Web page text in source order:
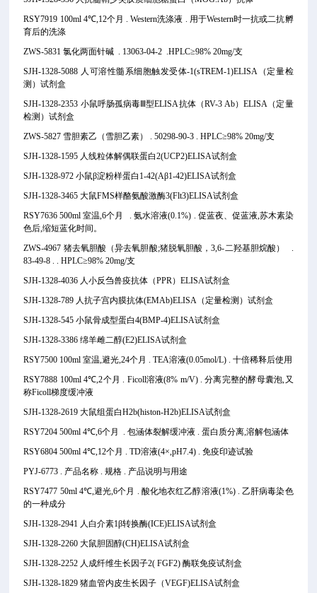
RSY7919 100ml 4℃,12个月 . Western洗涤液 . 用于Western时一抗或二抗孵
育后的洗涤
ZWS-5831 氯化两面针碱 . 13063-04-2 .HPLC≥98% 20mg/支
SJH-1328-5088 人可溶性髓系细胞触发受体-1(sTREM-1)ELISA（定量检
测）试剂盒
SJH-1328-2353 小鼠呼肠孤病毒Ⅲ型ELISA抗体（RV-3 Ab）ELISA（定量
检测）试剂盒
ZWS-5827 雪胆素乙（雪胆乙素） . 50298-90-3 . HPLC≥98% 20mg/支
SJH-1328-1595 人线粒体解偶联蛋白2(UCP2)ELISA试剂盒
SJH-1328-972 小鼠β淀粉样蛋白1-42(Aβ1-42)ELISA试剂盒
SJH-1328-3465 大鼠FMS样酪氨酸激酶3(Flt3)ELISA试剂盒
RSY7636 500ml 室温,6个月 . 氨水溶液(0.1%) . 促蓝夜、促蓝液,苏木素染
色后,缩短蓝化时间。
ZWS-4967 猪去氧胆酸（异去氧胆酸;猪脱氧胆酸，3,6-二羟基胆烷酸） .
83-49-8 . . HPLC≥98% 20mg/支
SJH-1328-4036 人小反刍兽疫抗体（PPR）ELISA试剂盒
SJH-1328-789 人抗子宫内膜抗体(EMAb)ELISA（定量检测）试剂盒
SJH-1328-545 小鼠骨成型蛋白4(BMP-4)ELISA试剂盒
SJH-1328-3386 绵羊雌二醇(E2)ELISA试剂盒
RSY7500 100ml 室温,避光,24个月 . TEA溶液(0.05mol/L) . 十倍稀释后使用
RSY7888 100ml 4℃,2个月 . Ficoll溶液(8% m/V) . 分离完整的酵母囊泡,又
称Ficoll梯度缓冲液
SJH-1328-2619 大鼠组蛋白H2b(histon-H2b)ELISA试剂盒
RSY7204 500ml 4℃,6个月 . 包涵体裂解缓冲液 . 蛋白质分离,溶解包涵体
RSY6804 500ml 4℃,12个月 . TD溶液(4×,pH7.4) . 免疫印迹试验
PYJ-6773 . 产品名称 . 规格 . 产品说明与用途
RSY7477 50ml 4℃,避光,6个月 . 酸化地衣红乙醇溶液(1%) . 乙肝病毒染色
的一种成分
SJH-1328-2941 人白介素1β转换酶(ICE)ELISA试剂盒
SJH-1328-2260 大鼠胆固醇(CH)ELISA试剂盒
SJH-1328-2252 人成纤维生长因子2( FGF2) 酶联免疫试剂盒
SJH-1328-1829 猪血管内皮生长因子（VEGF)ELISA试剂盒